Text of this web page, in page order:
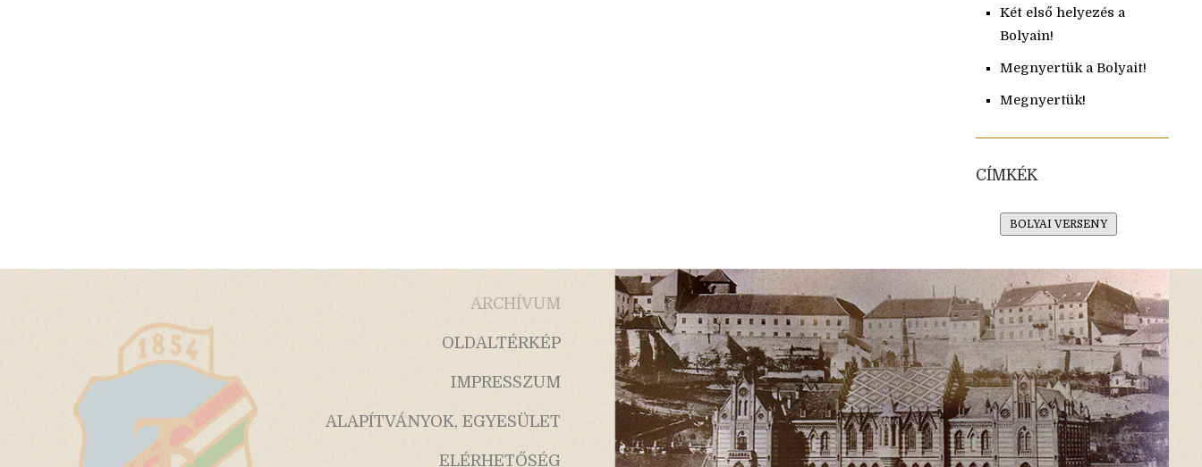
Két első helyezés a
Bolyain!
Megnyertük a Bolyait!
Megnyertük!
CÍMKÉK
BOLYAI VERSENY
ARCHÍVUM
OLDALTÉRKÉP
IMPRESSZUM
ALAPÍTVÁNYOK, EGYESÜLET
ELÉRHETŐSÉG